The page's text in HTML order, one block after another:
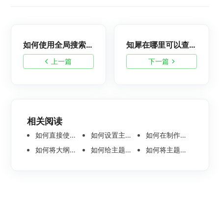
上一篇
如何使用全局搜索功能
下一篇
知犀在哪里可以查看快捷键组合
相关阅读
如何直接使用语音输入节点内容呢 如何设置主题节点内的文本方向
如何在制作组织架构思维导图时添加旁支型架构
如何将大纲文件分页导出？
如何给主题节点插入一个标注？ 如何将主题节点中的图片一键转为思维导图？